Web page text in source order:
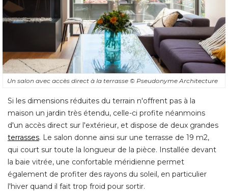
Un salon avec accès direct à la terrasse © Pseudonyme Architecture
Si les dimensions réduites du terrain n'offrent pas à la
maison un jardin très étendu, celle-ci profite néanmoins
d'un accès direct sur l'extérieur, et dispose de deux grandes
terrasses. Le salon donne ainsi sur une terrasse de 19 m2,
qui court sur toute la longueur de la pièce. Installée devant
la baie vitrée, une confortable méridienne permet
également de profiter des rayons du soleil, en particulier
l'hiver quand il fait trop froid pour sortir.